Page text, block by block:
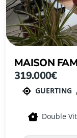
MAISON
CALME
GUERTING
319.000€
GUERTING
Double